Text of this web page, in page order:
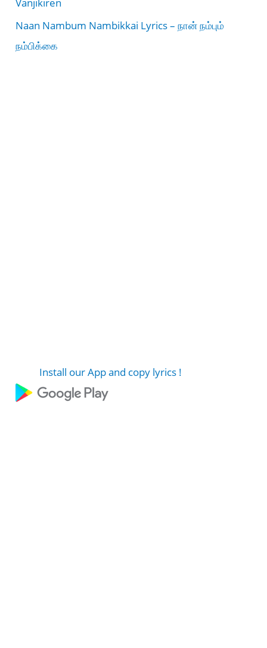
Vanjikiren
Naan Nambum Nambikkai Lyrics – நான் நம்பும்
நம்பிக்கை
Install our App and copy lyrics !